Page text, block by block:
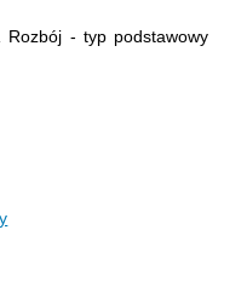
- typ podstawowy